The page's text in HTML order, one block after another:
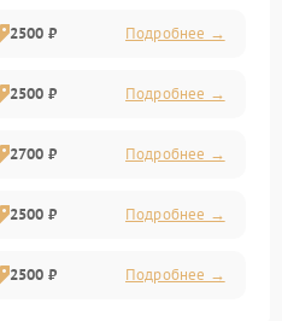
2500 ₽ Подробнее →
2500 ₽ Подробнее →
2700 ₽ Подробнее →
2500 ₽ Подробнее →
2500 ₽ Подробнее →